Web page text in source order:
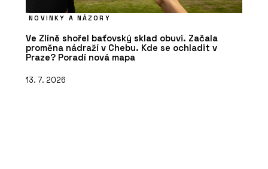
NOVINKY A NÁZORY
Ve Zlíně shořel baťovský sklad obuvi. Začala
proměna nádraží v Chebu. Kde se ochladit v
Praze? Poradí nová mapa
13. 7. 2026